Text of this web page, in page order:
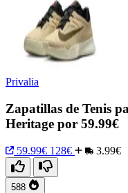
Privalia
Zapatillas de Tenis
Heritage por 59.99€
59.99€ 128€ 3.99€
588